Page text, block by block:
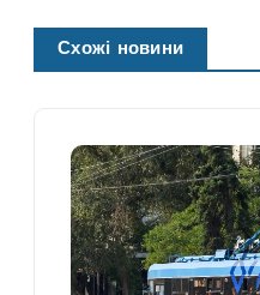
Схожі новини